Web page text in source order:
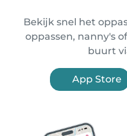
Bekijk snel het
oppassen, nanny's
buurt
App Store